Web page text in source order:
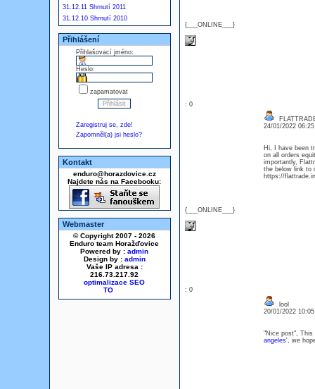
31.12.11 Shrnutí 2011
31.12.10 Shrnutí 2010
Přihlášení
Přihlašovací jméno:
Heslo:
zapamatovat
Zaregistruj se, zde!
Zapomněl(a) jsi heslo?
Kontakt
enduro@horazdovice.cz
Najdete nás na Facebooku:
Webmaster
© Copyright 2007 - 2026
Enduro team Horažďovice
Powered by : admin
Design by : admin
Vaše IP adresa :
216.73.217.92
optimalizace SEO
{___ONLINE___}
: 0
{___ONLINE___}
24/01/2022
Hi, I have been
on all orders
importantly,
the below link to
https://
: 0
lool
20/01/2022
"Nice post", This
angeles', we